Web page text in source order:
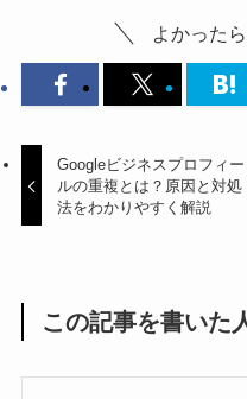
よかった
Googleビジネスプロフィー
ルの重複とは？原因と対処
法をわかりやすく解説
この記事を書いた